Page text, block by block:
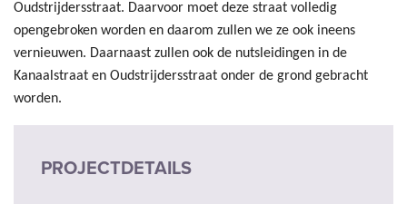
Oudstrijdersstraat. Daarvoor moet deze straat volledig
opengebroken worden en daarom zullen we ze ook ineens
vernieuwen. Daarnaast zullen ook de nutsleidingen in de
Kanaalstraat en Oudstrijdersstraat onder de grond gebracht
worden.
PROJECTDETAILS